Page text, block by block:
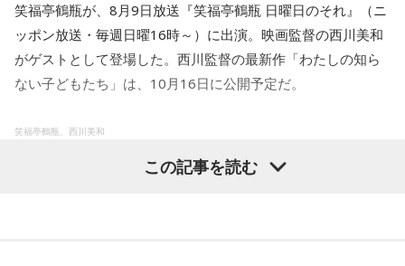
笑福亭鶴瓶が、8月9日放送『笑福亭鶴瓶 日曜日のそれ』（ニ
ッポン放送・毎週日曜16時～）に出演。映画監督の西川美和
がゲストとして登場した。西川監督の最新作「わたしの知ら
ない子どもたち」は、10月16日に公開予定だ。
笑福亭鶴瓶、西川美和
今作は戦争で家族を失い、少年として生きることを選んだ12
この記事を読む